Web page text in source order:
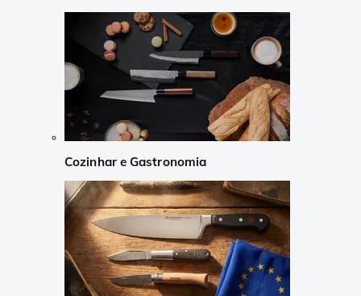
Cozinhar e Gastronomia